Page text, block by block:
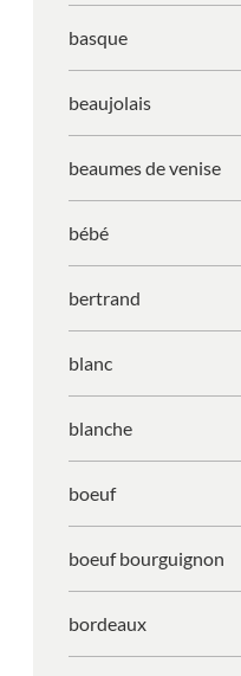
basque
beaujolais
beaumes de venise
bébé
bertrand
blanc
blanche
boeuf
boeuf bourguignon
bordeaux